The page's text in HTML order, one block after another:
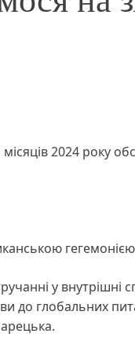
2024 року
у внутрішні
до глобальних